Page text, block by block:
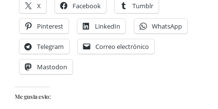
X Facebook Tumblr
Pinterest LinkedIn WhatsApp
Telegram Correo electrónico
Mastodon
Me gusta esto: